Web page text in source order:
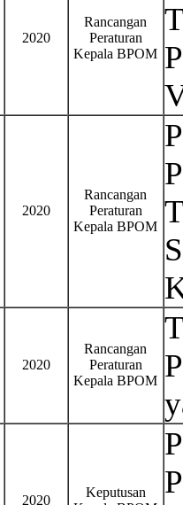
2020
Rancangan
Peraturan
Kepala BPOM
2020
Rancangan
Peraturan
Kepala BPOM
2020
Rancangan
Peraturan
Kepala BPOM
2020
Keputusan